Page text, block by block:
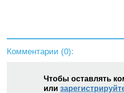
Комментарии (0):
Чтобы оставлять
или